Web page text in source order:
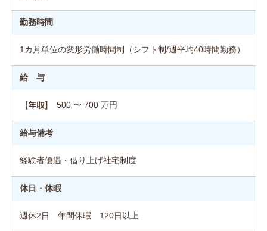
勤務時間
1カ月単位の変形労働時間制（シフト制/週平均40時間勤務）
給 与
【年収】 500 〜 700 万円
給与備考
経験者優遇・借り上げ社宅制度
休日・休暇
週休2日 年間休暇 120日以上